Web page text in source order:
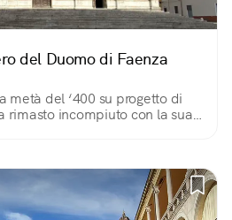
del Duomo di Faenza
metà del ‘400 su progetto di
rimasto incompiuto con la sua